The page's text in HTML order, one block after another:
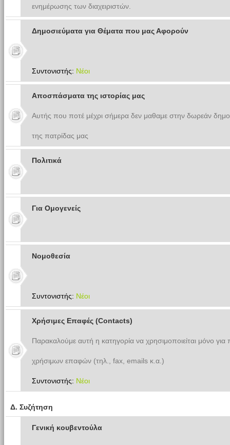
ενημέρωσης των διαχειριστών.
Δημοσιεύματα για Θέματα που μας Αφορούν
Συντονιστής: Νέοι
Αποσπάσματα της ιστορίας μας
Αυτής που ποτέ μέχρι σήμερα δεν μαθαμε στην δωρεάν
της πατρίδας μας
Πολιτικά
Για Ομογενείς
Νομοθεσία
Συντονιστής: Νέοι
Χρήσιμες Επαφές (Contacts)
Παρακαλούμε αυτή η κατηγορία να χρησιμοποιείται μόνο
χρήσιμων επαφών (τηλ., fax, emails κ.α.)
Συντονιστής: Νέοι
Δ. Συζήτηση
Γενική κουβεντούλα